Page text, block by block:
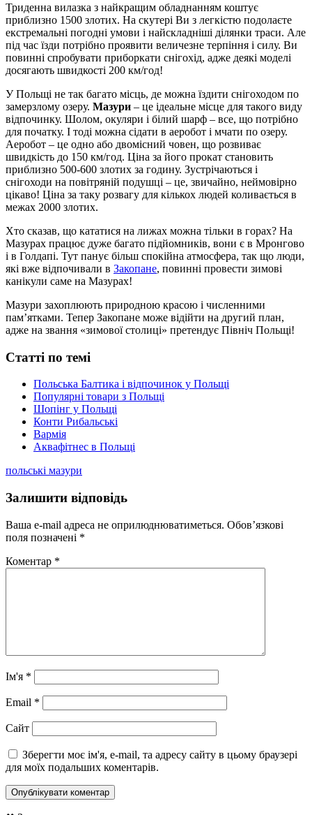
Триденна вилазка з найкращим обладнанням коштує
приблизно 1500 злотих. На скутері Ви з легкістю подолаєте
екстремальні погодні умови і найскладніші ділянки траси. Але
під час їзди потрібно проявити величезне терпіння і силу. Ви
повинні спробувати приборкати снігохід, адже деякі моделі
досягають швидкості 200 км/год!
У Польщі не так багато місць, де можна їздити снігоходом по
замерзлому озеру. Мазури – це ідеальне місце для такого виду
відпочинку. Шолом, окуляри і білий шарф – все, що потрібно
для початку. І тоді можна сідати в аеробот і мчати по озеру.
Аеробот – це одно або двомісний човен, що розвиває
швидкість до 150 км/год. Ціна за його прокат становить
приблизно 500-600 злотих за годину. Зустрічаються і
снігоходи на повітряній подушці – це, звичайно, неймовірно
цікаво! Ціна за таку розвагу для кількох людей коливається в
межах 2000 злотих.
Хто сказав, що кататися на лижах можна тільки в горах? На
Мазурах працює дуже багато підйомників, вони є в Мронгово
і в Голдапі. Тут панує більш спокійна атмосфера, так що люди,
які вже відпочивали в Закопане, повинні провести зимові
канікули саме на Мазурах!
Мазури захоплюють природною красою і численними
пам’ятками. Тепер Закопане може відійти на другий план,
адже на звання «зимової столиці» претендує Північ Польщі!
Статті по темі
Польська Балтика і відпочинок у Польщі
Популярні товари з Польщі
Шопінг у Польщі
Конти Рибальські
Вармія
Аквафітнес в Польщі
польські мазури
Залишити відповідь
Ваша e-mail адреса не оприлюднюватиметься. Обов’язкові
поля позначені *
Коментар *
Ім'я *
Email *
Сайт
Зберегти моє ім'я, e-mail, та адресу сайту в цьому браузері
для моїх подальших коментарів.